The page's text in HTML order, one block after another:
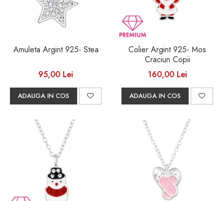
Amuleta Argint 925- Stea
95,00 Lei
ADAUGA IN COS
Colier Argint 925- Mos
Craciun Copii
160,00 Lei
ADAUGA IN COS